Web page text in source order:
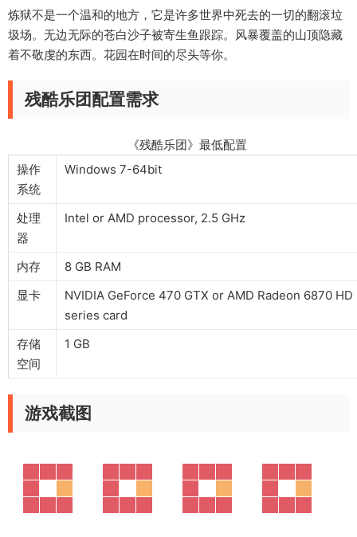
炼狱不是一个温和的地方，它是许多世界中死去的一切的翻滚垃
圾场。无边无际的苍白沙子被寄生鱼跟踪。风暴覆盖的山顶隐藏
着不敬虔的东西。花园在时间的尽头等你。
残酷乐团配置需求
《残酷乐团》最低配置
操作
系统
Windows 7-64bit
处理
器
Intel or AMD processor, 2.5 GHz
内存
8 GB RAM
显卡
NVIDIA GeForce 470 GTX or AMD Radeon 6870 HD
series card
存储
空间
1 GB
游戏截图